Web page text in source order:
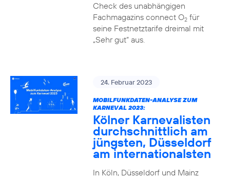
Check des unabhängigen
Fachmagazins connect O2für
seine Festnetztarife dreimal mit
„Sehr gut“ aus.
24. Februar 2023
MOBILFUNKDATEN-ANALYSE ZUM
KARNEVAL 2023:
Kölner Karnevalisten
durchschnittlich am
jüngsten, Düsseldorf
am internationalsten
In Köln, Düsseldorf und Mainz